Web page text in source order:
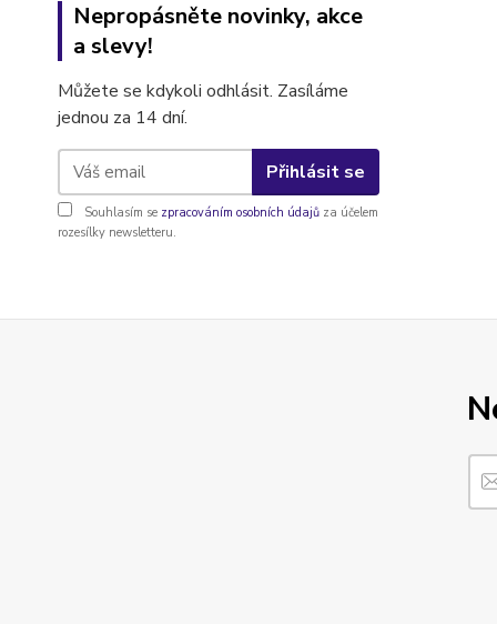
Nepropásněte novinky, akce
a slevy!
Můžete se kdykoli odhlásit. Zasíláme
jednou za 14 dní.
Přihlásit se
Souhlasím se zpracováním osobních údajů za účelem
rozesílky newsletteru.